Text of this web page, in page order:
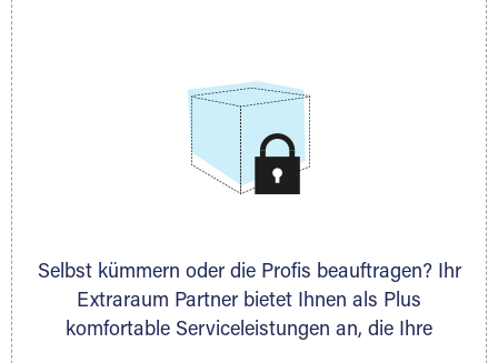
Selbst kümmern oder die Profis beauftragen? Ihr
Extraraum Partner bietet Ihnen als Plus
komfortable Serviceleistungen an, die Ihre